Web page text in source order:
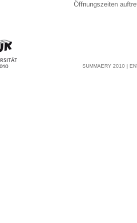
Öffnungszeiten
SUMMAERY 2010 |